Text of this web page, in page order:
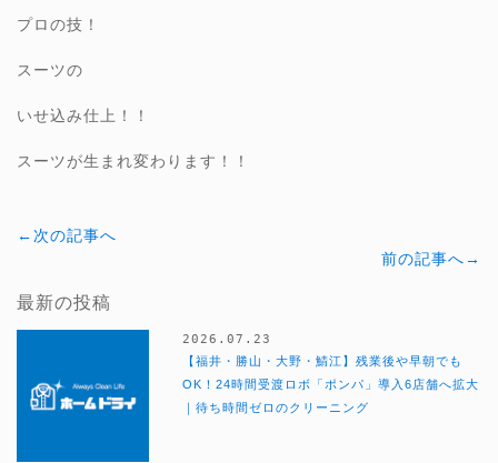
プロの技！
スーツの
いせ込み仕上！！
スーツが生まれ変わります！！
←次の記事へ
前の記事へ→
最新の投稿
2026.07.23
【福井・勝山・大野・鯖江】残業後や早朝でも
OK！24時間受渡ロボ「ポンパ」導入6店舗へ拡大
｜待ち時間ゼロのクリーニング